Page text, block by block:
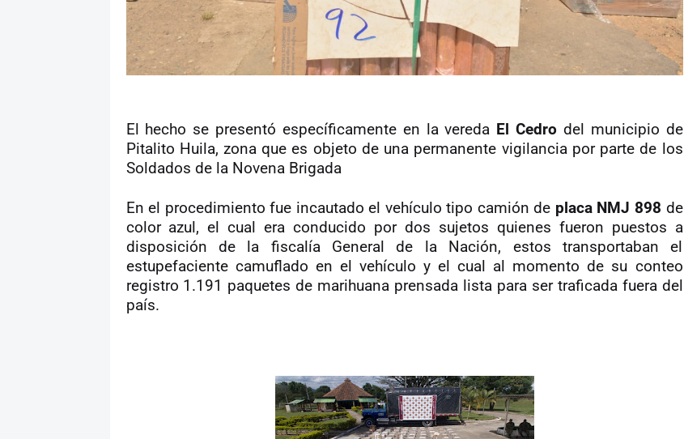
El hecho se presentó específicamente en la vereda El Cedro del municipio de
Pitalito Huila, zona que es objeto de una permanente vigilancia por parte de los
Soldados de la Novena Brigada
En el procedimiento fue incautado el vehículo tipo camión de placa NMJ 898 de
color azul, el cual era conducido por dos sujetos quienes fueron puestos a
disposición de la fiscalía General de la Nación, estos transportaban el
estupefaciente camuflado en el vehículo y el cual al momento de su conteo
registro 1.191 paquetes de marihuana prensada lista para ser traficada fuera del
país.